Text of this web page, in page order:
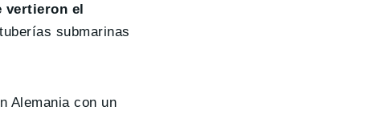
vertieron el
submarinas
Alemania con un